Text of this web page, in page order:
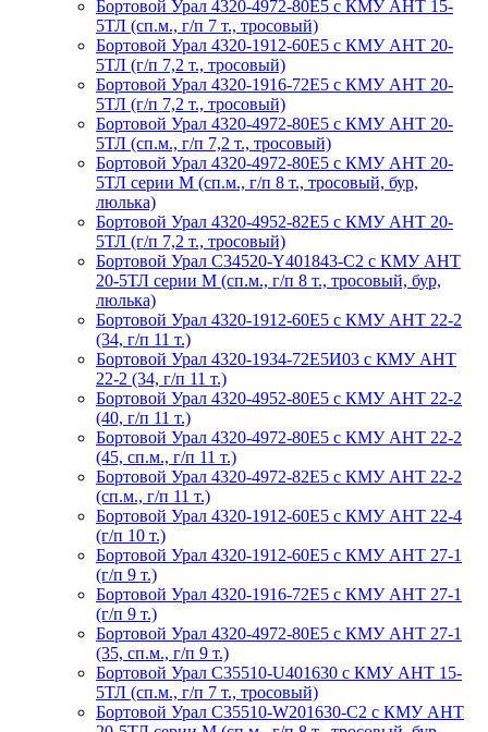
Бортовой Урал 4320-4972-80Е5 с КМУ АНТ 15-
5ТЛ (сп.м., г/п 7 т., тросовый)
Бортовой Урал 4320-1912-60Е5 с КМУ АНТ 20-
5ТЛ (г/п 7,2 т., тросовый)
Бортовой Урал 4320-1916-72Е5 с КМУ АНТ 20-
5ТЛ (г/п 7,2 т., тросовый)
Бортовой Урал 4320-4972-80Е5 с КМУ АНТ 20-
5ТЛ (сп.м., г/п 7,2 т., тросовый)
Бортовой Урал 4320-4972-80Е5 с КМУ АНТ 20-
5ТЛ серии М (сп.м., г/п 8 т., тросовый, бур,
люлька)
Бортовой Урал 4320-4952-82Е5 с КМУ АНТ 20-
5ТЛ (г/п 7,2 т., тросовый)
Бортовой Урал C34520-Y401843-C2 с КМУ АНТ
20-5ТЛ серии М (сп.м., г/п 8 т., тросовый, бур,
люлька)
Бортовой Урал 4320-1912-60Е5 с КМУ АНТ 22-2
(34, г/п 11 т.)
Бортовой Урал 4320-1934-72Е5И03 с КМУ АНТ
22-2 (34, г/п 11 т.)
Бортовой Урал 4320-4952-80Е5 с КМУ АНТ 22-2
(40, г/п 11 т.)
Бортовой Урал 4320-4972-80Е5 с КМУ АНТ 22-2
(45, сп.м., г/п 11 т.)
Бортовой Урал 4320-4972-82Е5 с КМУ АНТ 22-2
(сп.м., г/п 11 т.)
Бортовой Урал 4320-1912-60Е5 с КМУ АНТ 22-4
(г/п 10 т.)
Бортовой Урал 4320-1912-60Е5 с КМУ АНТ 27-1
(г/п 9 т.)
Бортовой Урал 4320-1916-72Е5 с КМУ АНТ 27-1
(г/п 9 т.)
Бортовой Урал 4320-4972-80Е5 с КМУ АНТ 27-1
(35, сп.м., г/п 9 т.)
Бортовой Урал С35510-U401630 с КМУ АНТ 15-
5ТЛ (сп.м., г/п 7 т., тросовый)
Бортовой Урал С35510-W201630-C2 с КМУ АНТ